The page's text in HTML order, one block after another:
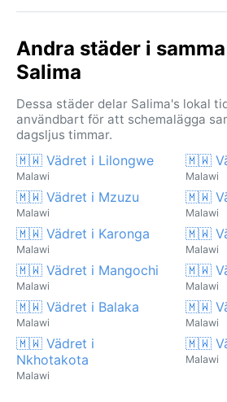
Andra städer i
Salima
Dessa städer delar Salima's lokal
användbart för att schemalägga
dagsljus timmar.
🇲🇼 Vädret i Lilongwe
Malawi
🇲🇼
Malawi
🇲🇼 Vädret i Mzuzu
Malawi
🇲🇼
Malawi
🇲🇼 Vädret i Karonga
Malawi
🇲🇼
Malawi
🇲🇼 Vädret i Mangochi
Malawi
🇲🇼
Malawi
🇲🇼 Vädret i Balaka
Malawi
🇲🇼
Malawi
🇲🇼 Vädret i
Nkhotakota
Malawi
🇲🇼
Malawi